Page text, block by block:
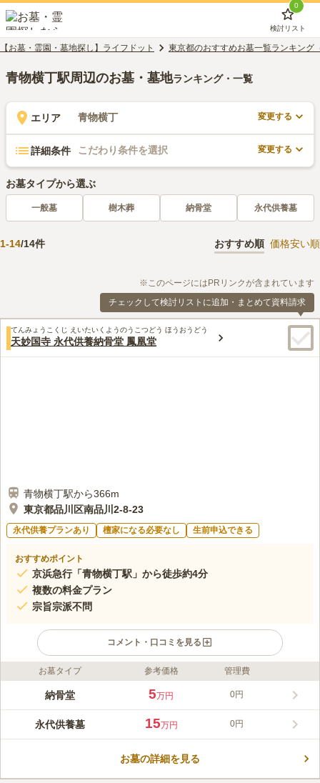
0
検討リスト
【お墓・霊園・墓地探し】ライフドット 東京都のおすすめお墓一覧ランキング
青物横丁駅周辺のお墓・墓地ランキング・一覧
エリア 青物横丁 変更する
詳細条件 こだわり条件を選択 変更する
お墓タイプから選ぶ
一般墓 樹木葬 納骨堂 永代供養墓
1-14/14件 おすすめ順 価格安い順
※このページにはPRリンクが含まれています
チェックして検討リストに追加・まとめて資料請求
てんみょうこくじ えいたいくようのうこつどう ほうおうどう
天妙国寺 永代供養納骨堂 鳳凰堂
青物横丁駅から366m
東京都品川区南品川2-8-23
永代供養プランあり 檀家になる必要なし 生前申込できる
おすすめポイント
京浜急行「青物横丁駅」から徒歩約4分
複数の料金プラン
宗旨宗派不問
コメント・口コミを見る
ライフドット編集部のコメント
徳川将軍家の保護を受けた、弘安8年（1285年）創建。品川を代
て天候に悩まず、お墓周りの清掃も手間がかからないので、安心
してご利用いただけます。最寄り駅から徒歩県圏内で、品川商店
合わせて小壇、中壇、大壇、特別壇の4タイプあり、内容に合わ
この霊園はまだ誰からも評価されていません。
お墓タイプ 参考価格 管理費
納骨堂 5万円 0円
永代供養墓 15万円 0円
お墓の詳細を見る